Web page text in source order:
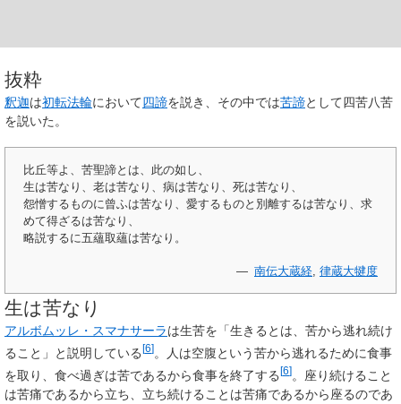
抜粋
釈迦は初転法輪において四諦を説き、その中では苦諦として四苦八苦
を説いた。
比丘等よ、苦聖諦とは、此の如し、
生は苦なり、老は苦なり、病は苦なり、死は苦なり、
怨憎するものに曾ふは苦なり、愛するものと別離するは苦なり、求
めて得ざるは苦なり、
略説するに五蘊取蘊は苦なり。
— 南伝大蔵経 律蔵大犍度
生は苦なり
アルボムッレ・スマナサーラは生苦を「生きるとは、苦から逃れ続け
ること」と説明している [6] 。人は空腹という苦から逃れるために食事
を取り、食べ過ぎは苦であるから食事を終了する[6]。座り続けること
は苦痛であるから立ち、立ち続けることは苦痛であるから座るのであ